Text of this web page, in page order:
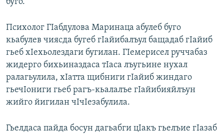
буго.
Психолог ГIабдулова Маринаца абулеб буго
кьабулев чиясда бугеб гIайибалъул бащадаб гIайиб
гьеб хIехьолездаги бугилан. ГIемерисел руччабаз
жидерго бихьиназдаса тIаса лъугьине нухал
ралагьулила, хIатта щибниги гIайиб жиндаго
гьечIониги гьеб рагъ-кьалалъе гIайибияйлъун
жийго йигилан чIчIезабулила.
Гьелдаса пайда босун дагьабги цIакъ гьелъие гIазаб